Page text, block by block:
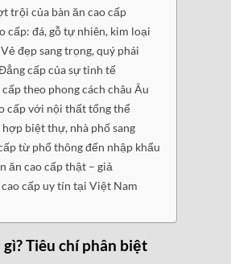
trội của bàn ăn cao cấp
cấp: đá, gỗ tự nhiên, kim loại
đẹp sang trọng, quý phái
cấp của sự tinh tế
theo phong cách châu Âu
cấp với nội thất tổng thể
hợp biệt thự, nhà phố sang
từ phổ thông đến nhập khẩu
ăn cao cấp thật – giả
cấp uy tín tại Việt Nam
gì? Tiêu chí phân biệt